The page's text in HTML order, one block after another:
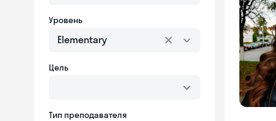
Уровень
Elementary
Цель
Тип преподавателя